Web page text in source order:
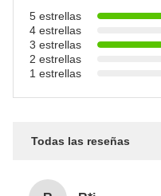
5 estrellas
4 estrellas
3 estrellas
2 estrellas
1 estrellas
Todas las reseñas